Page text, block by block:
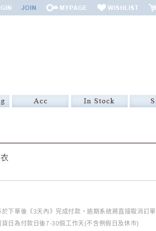
下單後《3天內》完成付款，逾期系統將直接取消訂單
日為付款日後7-30個工作天(不含例假日及休市)